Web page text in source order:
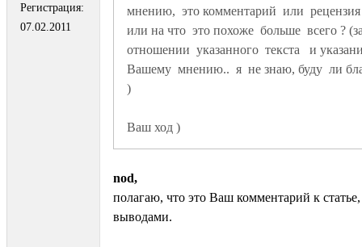
Регистрация:
07.02.2011
мнению,  это комментарий  или
или на что  это похоже  больше  всего ?
отношении  указанного  текста   и
Вашему  мнению..  я  не знаю, буду  ли
Ваш ход )
nod,
полагаю, что это Ваш комментарий к
выводами.